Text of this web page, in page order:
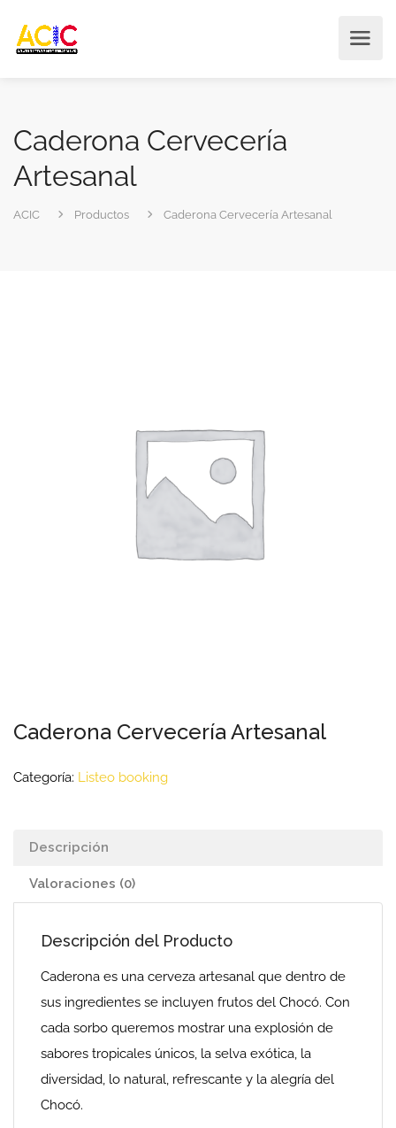
Caderona Cervecería
Artesanal
ACIC Productos Caderona Cervecería Artesanal
Caderona Cervecería Artesanal
Categoría: Listeo booking
Descripción
Valoraciones (0)
Descripción del Producto
Caderona es una cerveza artesanal que dentro de
sus ingredientes se incluyen frutos del Chocó. Con
cada sorbo queremos mostrar una explosión de
sabores tropicales únicos, la selva exótica, la
diversidad, lo natural, refrescante y la alegría del
Chocó.